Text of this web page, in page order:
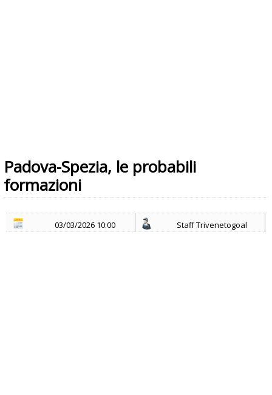
Padova-Spezia, le probabili
formazioni
03/03/2026 10:00 Staff Trivenetogoal